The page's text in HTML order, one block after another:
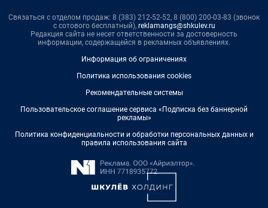
Связаться с отделом продаж: 8 (383) 212-52-52, 8 (800) 200-03-83 (звонок
с сотового бесплатный), reklamangs@shkulev.ru
Редакция сайта не несет ответственности за достоверность
информации, содержащейся в рекламных объявлениях.
Информация об ограничениях
Политика использования cookies
Рекомендательные системы
Пользовательское соглашение сервиса «Подписка без баннерной
рекламы»
Политика конфиденциальности и обработки персональных данных и
правила использования сайта